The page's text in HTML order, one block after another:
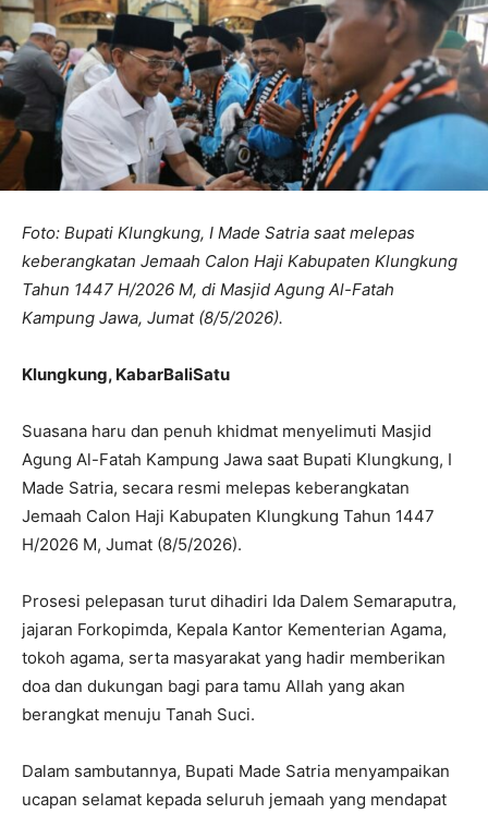
Foto: Bupati Klungkung, I Made Satria saat melepas
keberangkatan Jemaah Calon Haji Kabupaten Klungkung
Tahun 1447 H/2026 M, di Masjid Agung Al-Fatah
Kampung Jawa, Jumat (8/5/2026).
Klungkung, KabarBaliSatu
Suasana haru dan penuh khidmat menyelimuti Masjid
Agung Al-Fatah Kampung Jawa saat Bupati Klungkung, I
Made Satria, secara resmi melepas keberangkatan
Jemaah Calon Haji Kabupaten Klungkung Tahun 1447
H/2026 M, Jumat (8/5/2026).
Prosesi pelepasan turut dihadiri Ida Dalem Semaraputra,
jajaran Forkopimda, Kepala Kantor Kementerian Agama,
tokoh agama, serta masyarakat yang hadir memberikan
doa dan dukungan bagi para tamu Allah yang akan
berangkat menuju Tanah Suci.
Dalam sambutannya, Bupati Made Satria menyampaikan
ucapan selamat kepada seluruh jemaah yang mendapat